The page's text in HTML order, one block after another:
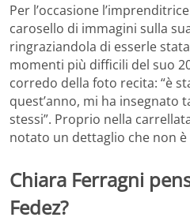
Per l’occasione
carosello di immagini sulla
ringraziandola di esserle
momenti più difficili del suo
corredo della foto recita: “è
quest’anno, mi ha insegnato
stessi”. Proprio nella
notato un dettaglio che non
Chiara Ferragni
Fedez?